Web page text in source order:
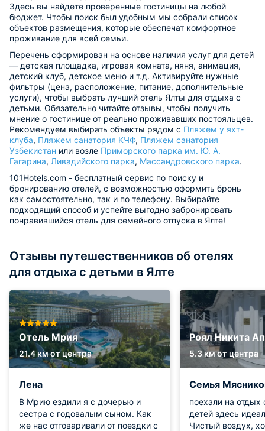
Здесь вы найдете проверенные гостиницы на любой
бюджет. Чтобы поиск был удобным мы собрали список
объектов размещения, которые обеспечат комфортное
проживание для всей семьи.
Перечень сформирован на основе наличия услуг для детей
— детская площадка, игровая комната, няня, анимация,
детский клуб, детское меню и т.д. Активируйте нужные
фильтры (цена, расположение, питание, дополнительные
услуги), чтобы выбрать лучший отель Ялты для отдыха с
детьми. Обязательно читайте отзывы, чтобы получить
мнение о гостинице от реально проживавших постояльцев.
Рекомендуем выбирать объекты рядом с Пляжем у яхт-
клуба, Пляжем санатория КЧФ, Пляжем санатория
Узбекистан или возле Приморского парка им. Ю. А.
Гагарина, Ливадийского парка, Массандровского парка.
101Hotels.com - бесплатный сервис по поиску и
бронированию отелей, с возможностью оформить бронь
как самостоятельно, так и по телефону. Выбирайте
подходящий способ и успейте выгодно забронировать
понравившийся отель для семейного отпуска в Ялте!
Отзывы путешественников об отелях
для отдыха с детьми в Ялте
Отель Мрия
21.4 км от центра
Лена
В Мрию ездили я с дочерью и
сестра с годовалым сыном. Как
же нас отговаривали от поездки с
Роял Никита
5.3 км от центра
Семья
поехали на
детей здесь
Чистый воздух,